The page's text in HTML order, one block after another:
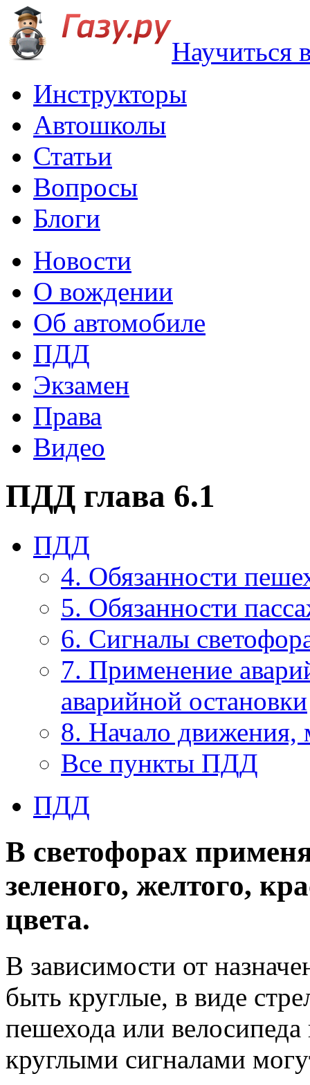
Научиться
Инструкторы
Автошколы
Статьи
Вопросы
Блоги
Новости
О вождении
Об автомобиле
ПДД
Экзамен
Права
Видео
ПДД глава 6.1
ПДД
4. Обязанности
5. Обязанности
6. Сигналы
7. Применение
аварийной остановки
8. Начало движения,
Все пункты ПДД
ПДД
В светофорах
зеленого, желтого,
цвета.
В зависимости от
быть круглые, в виде
пешехода или
круглыми сигналами